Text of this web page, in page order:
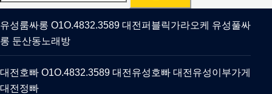
색:
유성룸싸롱 O1O.4832.3589 대전퍼블릭가라오케 유성풀싸
롱 둔산동노래방
대전호빠 O1O.4832.3589 대전유성호빠 대전유성이부가게
대전정빠